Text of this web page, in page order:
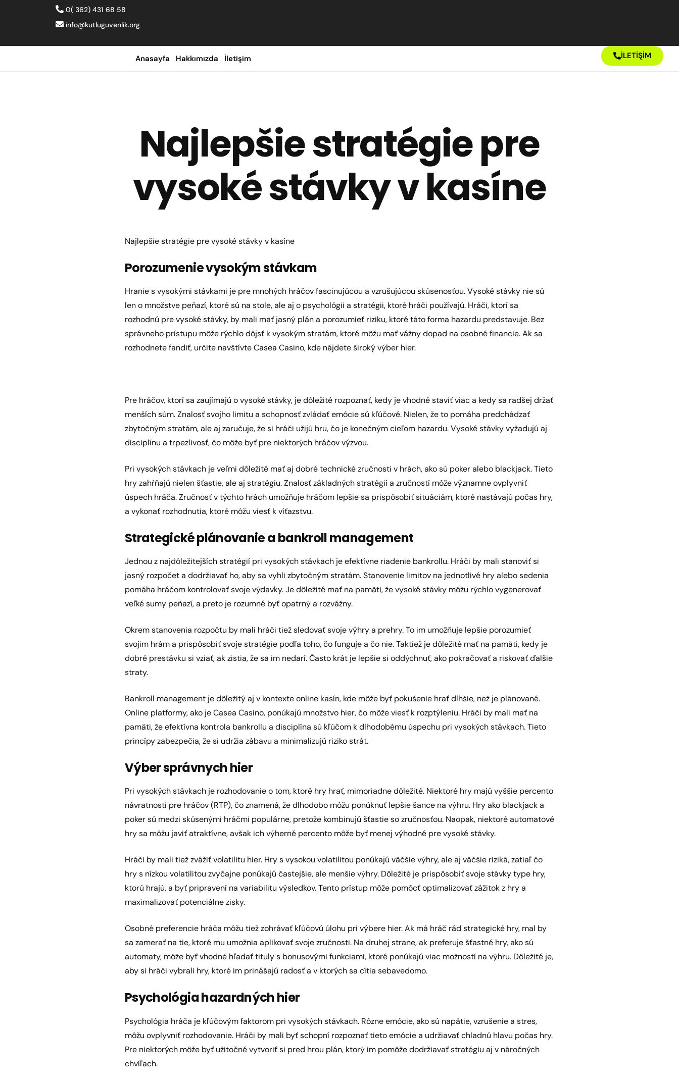
0( 362) 431 68 58
info@kutluguvenlik.org
Anasayfa Hakkımızda İletişim İLETİŞİM
Najlepšie stratégie pre
vysoké stávky v kasíne
Najlepšie stratégie pre vysoké stávky v kasíne
Porozumenie vysokým stávkam
Hranie s vysokými stávkami je pre mnohých hráčov fascinujúcou a vzrušujúcou skúsenosťou. Vysoké stávky nie sú
len o množstve peňazí, ktoré sú na stole, ale aj o psychológii a stratégii, ktoré hráči používajú. Hráči, ktorí sa
rozhodnú pre vysoké stávky, by mali mať jasný plán a porozumieť riziku, ktoré táto forma hazardu predstavuje. Bez
správneho prístupu môže rýchlo dôjsť k vysokým stratám, ktoré môžu mať vážny dopad na osobné financie. Ak sa
rozhodnete fandiť, určite navštívteCasea Casino, kde nájdete široký výber hier.
Pre hráčov, ktorí sa zaujímajú o vysoké stávky, je dôležité rozpoznať, kedy je vhodné staviť viac a kedy sa radšej držať
menších súm. Znalosť svojho limitu a schopnosť zvládať emócie sú kľúčové. Nielen, že to pomáha predchádzať
zbytočným stratám, ale aj zaručuje, že si hráči užijú hru, čo je konečným cieľom hazardu. Vysoké stávky vyžadujú aj
disciplínu a trpezlivosť, čo môže byť pre niektorých hráčov výzvou.
Pri vysokých stávkach je veľmi dôležité mať aj dobré technické zručnosti v hrách, ako sú poker alebo blackjack. Tieto
hry zahŕňajú nielen šťastie, ale aj stratégiu. Znalosť základných stratégií a zručností môže významne ovplyvniť
úspech hráča. Zručnosť v týchto hrách umožňuje hráčom lepšie sa prispôsobiť situáciám, ktoré nastávajú počas hry,
a vykonať rozhodnutia, ktoré môžu viesť k víťazstvu.
Strategické plánovanie a bankroll management
Jednou z najdôležitejších stratégií pri vysokých stávkach je efektívne riadenie bankrollu. Hráči by mali stanoviť si
jasný rozpočet a dodržiavať ho, aby sa vyhli zbytočným stratám. Stanovenie limitov na jednotlivé hry alebo sedenia
pomáha hráčom kontrolovať svoje výdavky. Je dôležité mať na pamäti, že vysoké stávky môžu rýchlo vygenerovať
veľké sumy peňazí, a preto je rozumné byť opatrný a rozvážny.
Okrem stanovenia rozpočtu by mali hráči tiež sledovať svoje výhry a prehry. To im umožňuje lepšie porozumieť
svojim hrám a prispôsobiť svoje stratégie podľa toho, čo funguje a čo nie. Taktiež je dôležité mať na pamäti, kedy je
dobré prestávku si vziať, ak zistia, že sa im nedarí. Často krát je lepšie si oddýchnuť, ako pokračovať a riskovať ďalšie
straty.
Bankroll management je dôležitý aj v kontexte online kasín, kde môže byť pokušenie hrať dlhšie, než je plánované.
Online platformy, ako je Casea Casino, ponúkajú množstvo hier, čo môže viesť k rozptýleniu. Hráči by mali mať na
pamäti, že efektívna kontrola bankrollu a disciplína sú kľúčom k dlhodobému úspechu pri vysokých stávkach. Tieto
princípy zabezpečia, že si udržia zábavu a minimalizujú riziko strát.
Výber správnych hier
Pri vysokých stávkach je rozhodovanie o tom, ktoré hry hrať, mimoriadne dôležité. Niektoré hry majú vyššie percento
návratnosti pre hráčov (RTP), čo znamená, že dlhodobo môžu ponúknuť lepšie šance na výhru. Hry ako blackjack a
poker sú medzi skúsenými hráčmi populárne, pretože kombinujú šťastie so zručnosťou. Naopak, niektoré automatové
hry sa môžu javiť atraktívne, avšak ich výherné percento môže byť menej výhodné pre vysoké stávky.
Hráči by mali tiež zvážiť volatilitu hier. Hry s vysokou volatilitou ponúkajú väčšie výhry, ale aj väčšie riziká, zatiaľ čo
hry s nízkou volatilitou zvyčajne ponúkajú častejšie, ale menšie výhry. Dôležité je prispôsobiť svoje stávky type hry,
ktorú hrajú, a byť pripravení na variabilitu výsledkov. Tento prístup môže pomôcť optimalizovať zážitok z hry a
maximalizovať potenciálne zisky.
Osobné preferencie hráča môžu tiež zohrávať kľúčovú úlohu pri výbere hier. Ak má hráč rád strategické hry, mal by
sa zamerať na tie, ktoré mu umožnia aplikovať svoje zručnosti. Na druhej strane, ak preferuje šťastné hry, ako sú
automaty, môže byť vhodné hľadať tituly s bonusovými funkciami, ktoré ponúkajú viac možností na výhru. Dôležité je,
aby si hráči vybrali hry, ktoré im prinášajú radosť a v ktorých sa cítia sebavedomo.
Psychológia hazardných hier
Psychológia hráča je kľúčovým faktorom pri vysokých stávkach. Rôzne emócie, ako sú napätie, vzrušenie a stres,
môžu ovplyvniť rozhodovanie. Hráči by mali byť schopní rozpoznať tieto emócie a udržiavať chladnú hlavu počas hry.
Pre niektorých môže byť užitočné vytvoriť si pred hrou plán, ktorý im pomôže dodržiavať stratégiu aj v náročných
chvíľach.